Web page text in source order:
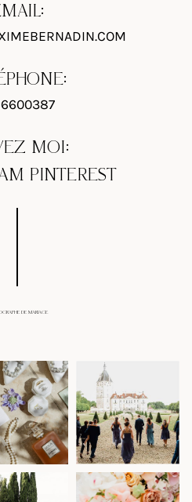
MOI:
PINTEREST
DE MARIAGE